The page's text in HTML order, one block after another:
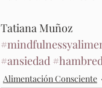
Tatiana Muñoz
#ansiedad
Alimentación Consciente